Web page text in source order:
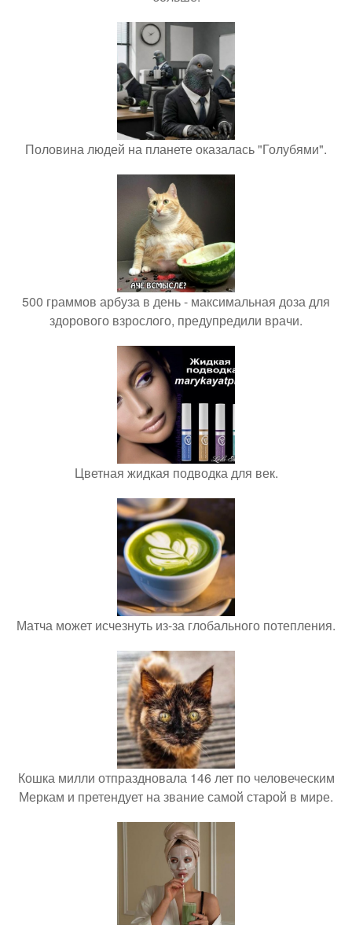
Половина людей на планете оказалась "Голубями".
500 граммов арбуза в день - максимальная доза для
здорового взрослого, предупредили врачи.
Цветная жидкая подводка для век.
Матча может исчезнуть из-за глобального потепления.
Кошка милли отпраздновала 146 лет по человеческим
Меркам и претендует на звание самой старой в мире.